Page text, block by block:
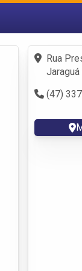
Fazer
Criar
Rua
(47)